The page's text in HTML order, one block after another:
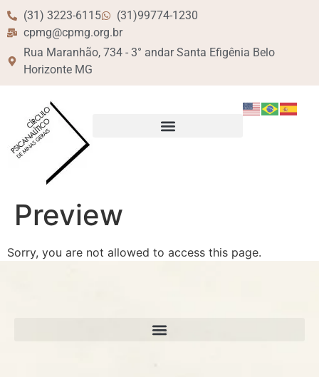
(31) 3223-6115
(31)99774-1230
cpmg@cpmg.org.br
Rua Maranhão, 734 - 3° andar Santa Efigênia Belo
Horizonte MG
Preview
Sorry, you are not allowed to access this page.